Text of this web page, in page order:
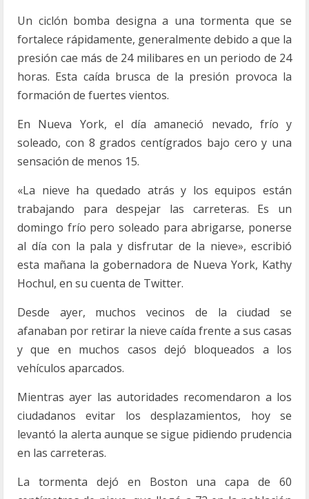
Un ciclón bomba designa a una tormenta que se
fortalece rápidamente, generalmente debido a que la
presión cae más de 24 milibares en un periodo de 24
horas. Esta caída brusca de la presión provoca la
formación de fuertes vientos.
En Nueva York, el día amaneció nevado, frío y
soleado, con 8 grados centígrados bajo cero y una
sensación de menos 15.
«La nieve ha quedado atrás y los equipos están
trabajando para despejar las carreteras. Es un
domingo frío pero soleado para abrigarse, ponerse
al día con la pala y disfrutar de la nieve», escribió
esta mañana la gobernadora de Nueva York, Kathy
Hochul, en su cuenta de Twitter.
Desde ayer, muchos vecinos de la ciudad se
afanaban por retirar la nieve caída frente a sus casas
y que en muchos casos dejó bloqueados a los
vehículos aparcados.
Mientras ayer las autoridades recomendaron a los
ciudadanos evitar los desplazamientos, hoy se
levantó la alerta aunque se sigue pidiendo prudencia
en las carreteras.
La tormenta dejó en Boston una capa de 60